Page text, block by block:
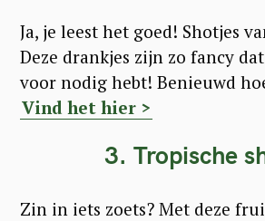
Ja, je leest het goed! Shotjes
Deze drankjes zijn zo fancy
voor nodig hebt! Benieuwd
Vind het hier >
3. Tropische
Zin in iets zoets? Met deze